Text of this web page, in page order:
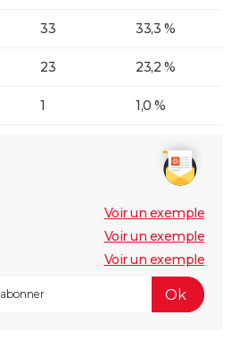
33 33,3 %
23 23,2 %
1 1,0 %
Voir un exemple
Voir un exemple
Voir un exemple